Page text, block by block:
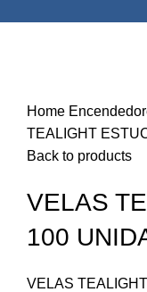
Home
TEALIGHT
Back to products
VELAS
100
VELAS